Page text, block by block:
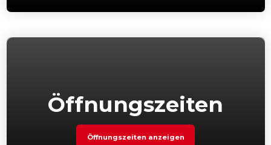
Öffnungszeiten
Öffnungszeiten anzeigen